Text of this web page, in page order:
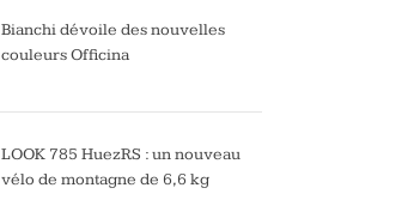
Bianchi dévoile des nouvelles
couleurs Officina
LOOK 785 HuezRS : un nouveau
vélo de montagne de 6,6 kg